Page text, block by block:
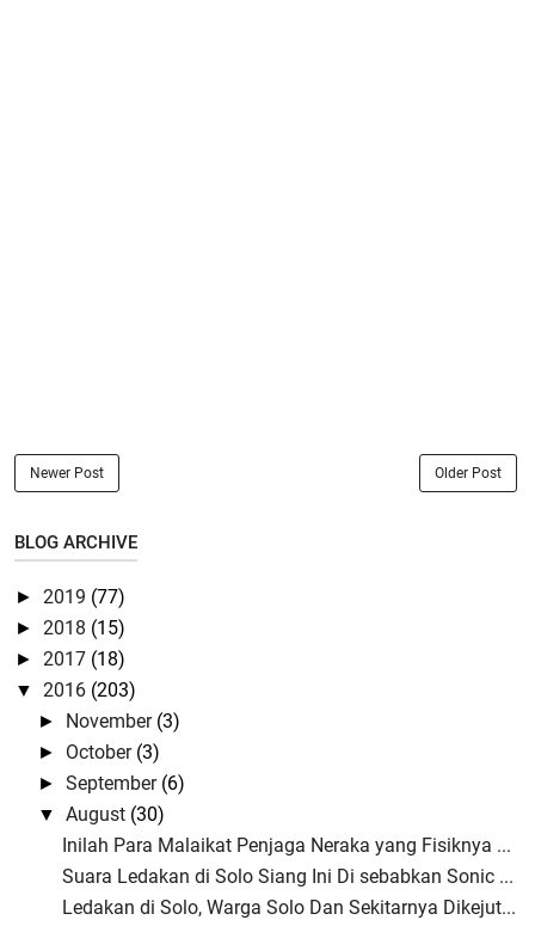
Newer Post Older Post
BLOG ARCHIVE
► 2019 (77)
► 2018 (15)
► 2017 (18)
▼ 2016 (203)
► November (3)
► October (3)
►September (6)
▼August (30)
Inilah Para Malaikat Penjaga Neraka yang Fisiknya ...
Suara Ledakan di Solo Siang Ini Di sebabkan Sonic ...
Ledakan di Solo, Warga Solo Dan Sekitarnya Dikejut...